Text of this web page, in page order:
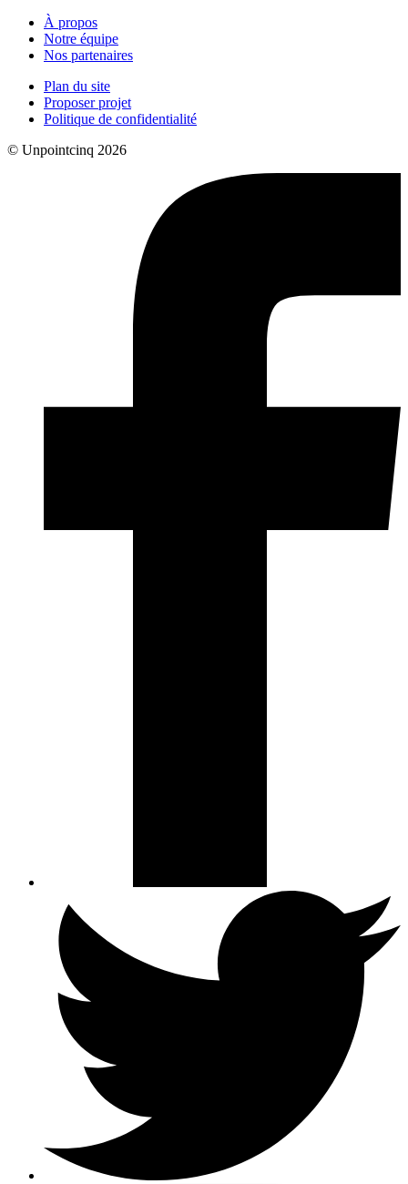
À propos
Notre équipe
Nos partenaires
Plan du site
Proposer projet
Politique de confidentialité
© Unpointcinq 2026